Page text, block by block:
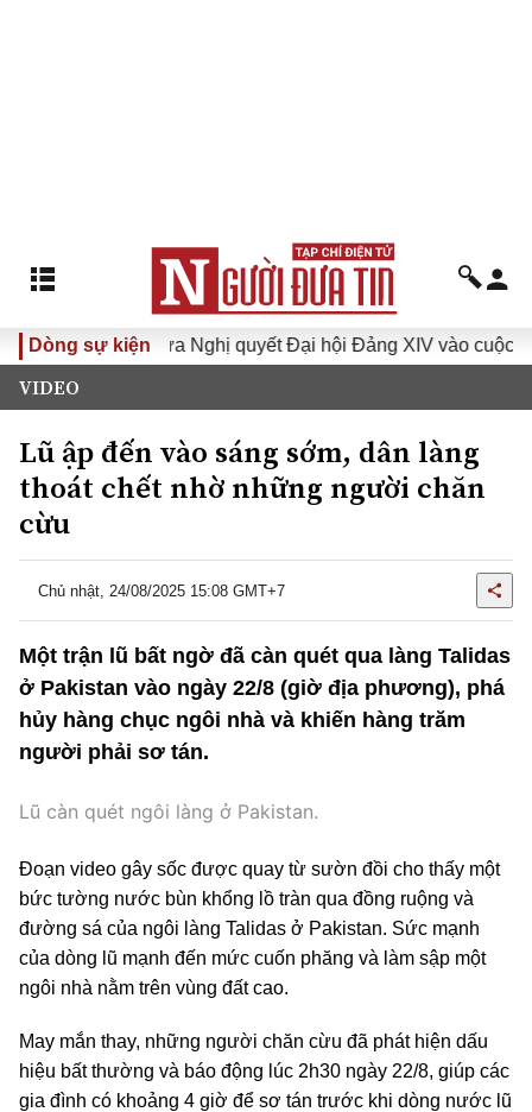
Dòng sự kiện
XVI Đưa Nghị quyết Đại hội Đảng XIV vào cuộc sống
VIDEO
Lũ ập đến vào sáng sớm, dân làng
thoát chết nhờ những người chăn
cừu
Chủ nhật, 24/08/2025 15:08 GMT+7
Một trận lũ bất ngờ đã càn quét qua làng Talidas
ở Pakistan vào ngày 22/8 (giờ địa phương), phá
hủy hàng chục ngôi nhà và khiến hàng trăm
người phải sơ tán.
Lũ càn quét ngôi làng ở Pakistan.
Đoạn video gây sốc được quay từ sườn đồi cho thấy một
bức tường nước bùn khổng lồ tràn qua đồng ruộng và
đường sá của ngôi làng Talidas ở Pakistan. Sức mạnh
của dòng lũ mạnh đến mức cuốn phăng và làm sập một
ngôi nhà nằm trên vùng đất cao.
May mắn thay, những người chăn cừu đã phát hiện dấu
hiệu bất thường và báo động lúc 2h30 ngày 22/8, giúp các
gia đình có khoảng 4 giờ để sơ tán trước khi dòng nước lũ